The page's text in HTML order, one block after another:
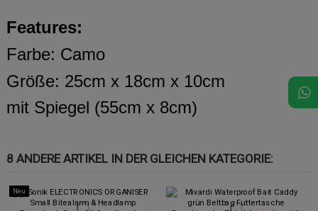
Features:
Farbe: Camo
Größe: 25cm x 18cm x 10cm
mit Spiegel (55cm x 8cm)
8 ANDERE ARTIKEL IN DER GLEICHEN KATEGORIE:
Neu